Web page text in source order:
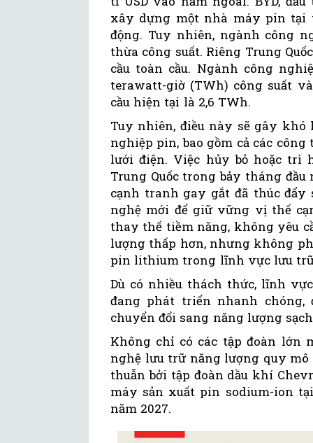
xây dựng một nhà máy pin tại
động. Tuy nhiên, ngành công
thừa công suất. Riêng Trung
cầu toàn cầu. Ngành công
terawatt-giờ (TWh) công suất
cầu hiện tại là 2,6 TWh.
Tuy nhiên, điều này sẽ gây
nghiệp pin, bao gồm cả các
lưới điện. Việc hủy bỏ hoặc trì
Trung Quốc trong bảy tháng đầu
cạnh tranh gay gắt đã thúc
nghệ mới để giữ vững vị thế
thay thế tiềm năng, không yêu
lượng thấp hơn, nhưng không
pin lithium trong lĩnh vực lưu
Dù có nhiều thách thức, lĩnh
đang phát triển nhanh
chuyển đổi sang năng lượng
Không chỉ có các tập đoàn lớn
nghệ lưu trữ năng lượng quy
thuẫn bởi tập đoàn dầu khí
máy sản xuất pin sodium-ion
năm 2027.